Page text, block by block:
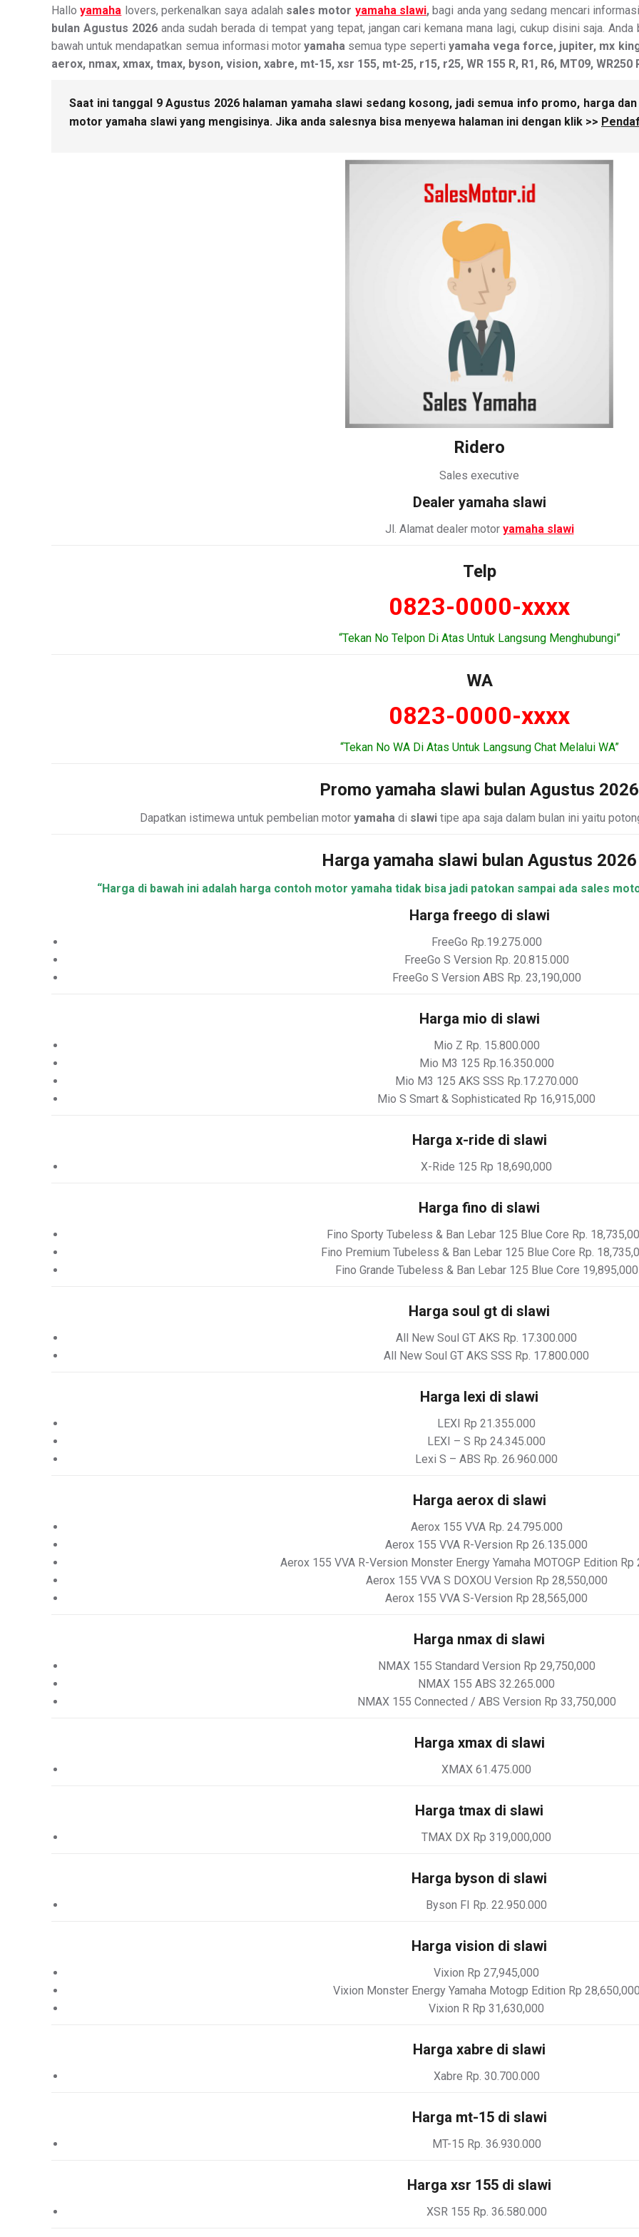
Halloyamaha lovers, perkenalkan saya adalah sales motor yamaha slawi,bagi anda yang sedang mencari
bulan Agustus 2026 anda sudah berada di tempat yang tepat, jangan cari kemana mana lagi, cukup disini saja.
bawah untuk mendapatkan semua informasi motor yamaha semua type seperti yamaha vega force, jupiter, mx
aerox, nmax, xmax, tmax, byson, vision, xabre, mt-15, xsr 155, mt-25, r15, r25, WR 155 R, R1, R6, MT09, WR250
Saat ini tanggal 9 Agustus 2026 halaman yamaha slawi sedang kosong, jadi semua info promo, harga
motor yamaha slawi yang mengisinya. Jika anda salesnya bisa menyewa halaman ini dengan klik >>
Ridero
Sales executive
Dealer yamaha slawi
Jl. Alamat dealer motor yamaha slawi
Telp
0823-0000-xxxx
“Tekan No Telpon Di Atas Untuk Langsung Menghubungi”
WA
0823-0000-xxxx
“Tekan No WA Di Atas Untuk Langsung Chat Melalui WA”
Promo yamaha slawi bulan Agustus 2026
Dapatkan istimewa untuk pembelian motor yamahadi slawitipe apa saja dalam bulan ini yaitu
Harga yamaha slawi bulan Agustus 2026
“Harga di bawah ini adalah harga contoh motor yamaha tidak bisa jadi patokan sampai ada sales
Harga freego di slawi
FreeGo Rp.19.275.000
FreeGo S Version Rp. 20.815.000
FreeGo S Version ABS Rp. 23,190,000
Harga mio di slawi
Mio Z Rp. 15.800.000
Mio M3 125 Rp.16.350.000
Mio M3 125 AKS SSS Rp.17.270.000
Mio S Smart & Sophisticated Rp 16,915,000
Harga x-ride di slawi
X-Ride 125 Rp 18,690,000
Harga fino di slawi
Fino Sporty Tubeless & Ban Lebar 125 Blue Core Rp.
Fino Premium Tubeless & Ban Lebar 125 Blue Core Rp.
Fino Grande Tubeless & Ban Lebar 125 Blue Core 19,895,000
Harga soul gt di slawi
All New Soul GT AKS Rp. 17.300.000
All New Soul GT AKS SSS Rp. 17.800.000
Harga lexi di slawi
LEXI Rp 21.355.000
LEXI – S Rp 24.345.000
Lexi S – ABS Rp. 26.960.000
Harga aerox di slawi
Aerox 155 VVA Rp. 24.795.000
Aerox 155 VVA R-Version Rp 26.135.000
Aerox 155 VVA R-Version Monster Energy Yamaha MOTOGP Edition Rp
Aerox 155 VVA S DOXOU Version Rp 28,550,000
Aerox 155 VVA S-Version Rp 28,565,000
Harga nmax di slawi
NMAX 155 Standard Version Rp 29,750,000
NMAX 155 ABS 32.265.000
NMAX 155 Connected / ABS Version Rp 33,750,000
Harga xmax di slawi
XMAX 61.475.000
Harga tmax di slawi
TMAX DX Rp 319,000,000
Harga byson di slawi
Byson FI Rp. 22.950.000
Harga vision di slawi
Vixion Rp 27,945,000
Vixion Monster Energy Yamaha Motogp Edition Rp 28,650,000
Vixion R Rp 31,630,000
Harga xabre di slawi
Xabre Rp. 30.700.000
Harga mt-15 di slawi
MT-15 Rp. 36.930.000
Harga xsr 155 di slawi
XSR 155 Rp. 36.580.000